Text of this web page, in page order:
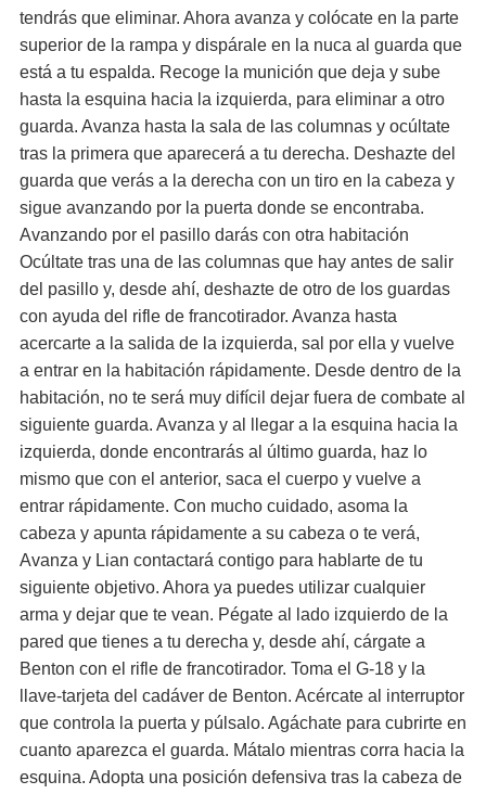
tendrás que eliminar. Ahora avanza y colócate en la parte
superior de la rampa y dispárale en la nuca al guarda que
está a tu espalda. Recoge la munición que deja y sube
hasta la esquina hacia la izquierda, para eliminar a otro
guarda. Avanza hasta la sala de las columnas y ocúltate
tras la primera que aparecerá a tu derecha. Deshazte del
guarda que verás a la derecha con un tiro en la cabeza y
sigue avanzando por la puerta donde se encontraba.
Avanzando por el pasillo darás con otra habitación
Ocúltate tras una de las columnas que hay antes de salir
del pasillo y, desde ahí, deshazte de otro de los guardas
con ayuda del rifle de francotirador. Avanza hasta
acercarte a la salida de la izquierda, sal por ella y vuelve
a entrar en la habitación rápidamente. Desde dentro de la
habitación, no te será muy difícil dejar fuera de combate al
siguiente guarda. Avanza y al llegar a la esquina hacia la
izquierda, donde encontrarás al último guarda, haz lo
mismo que con el anterior, saca el cuerpo y vuelve a
entrar rápidamente. Con mucho cuidado, asoma la
cabeza y apunta rápidamente a su cabeza o te verá,
Avanza y Lian contactará contigo para hablarte de tu
siguiente objetivo. Ahora ya puedes utilizar cualquier
arma y dejar que te vean. Pégate al lado izquierdo de la
pared que tienes a tu derecha y, desde ahí, cárgate a
Benton con el rifle de francotirador. Toma el G-18 y la
llave-tarjeta del cadáver de Benton. Acércate al interruptor
que controla la puerta y púlsalo. Agáchate para cubrirte en
cuanto aparezca el guarda. Mátalo mientras corra hacia la
esquina. Adopta una posición defensiva tras la cabeza de